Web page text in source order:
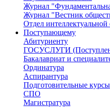
Журнал
Журнал "Вестник
Отдел
Поступающему
Абитуриенту
ГОСУСЛУГИ
Бакалавриат и
Ординатура
Аспирантура
Подготовительные курсы
СПО
Магистратура